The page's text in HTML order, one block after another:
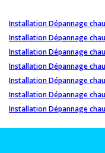
Installation Dépannage
Installation Dépannage
Installation Dépannage
Installation Dépannage
Installation Dépannage
Installation Dépannage
Installation Dépannage